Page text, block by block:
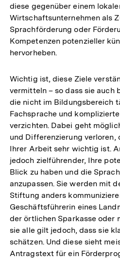
diese gegenüber einem
Wirtschaftsunternehmen als
Sprachförderung oder
Kompetenzen potenzieller
hervorheben.
Wichtig ist, diese Ziele
vermitteln – so dass sie auch
die nicht im Bildungsbereich
Fachsprache und
verzichten. Dabei geht
und Differenzierung verloren,
Ihrer Arbeit sehr wichtig ist.
jedoch zielführender, Ihre
Blick zu haben und die
anzupassen. Sie werden mit
Stiftung anders
Geschäftsführerin eines
der örtlichen Sparkasse oder
sie alle gilt jedoch, dass sie
schätzen. Und diese sieht
Antragstext für ein